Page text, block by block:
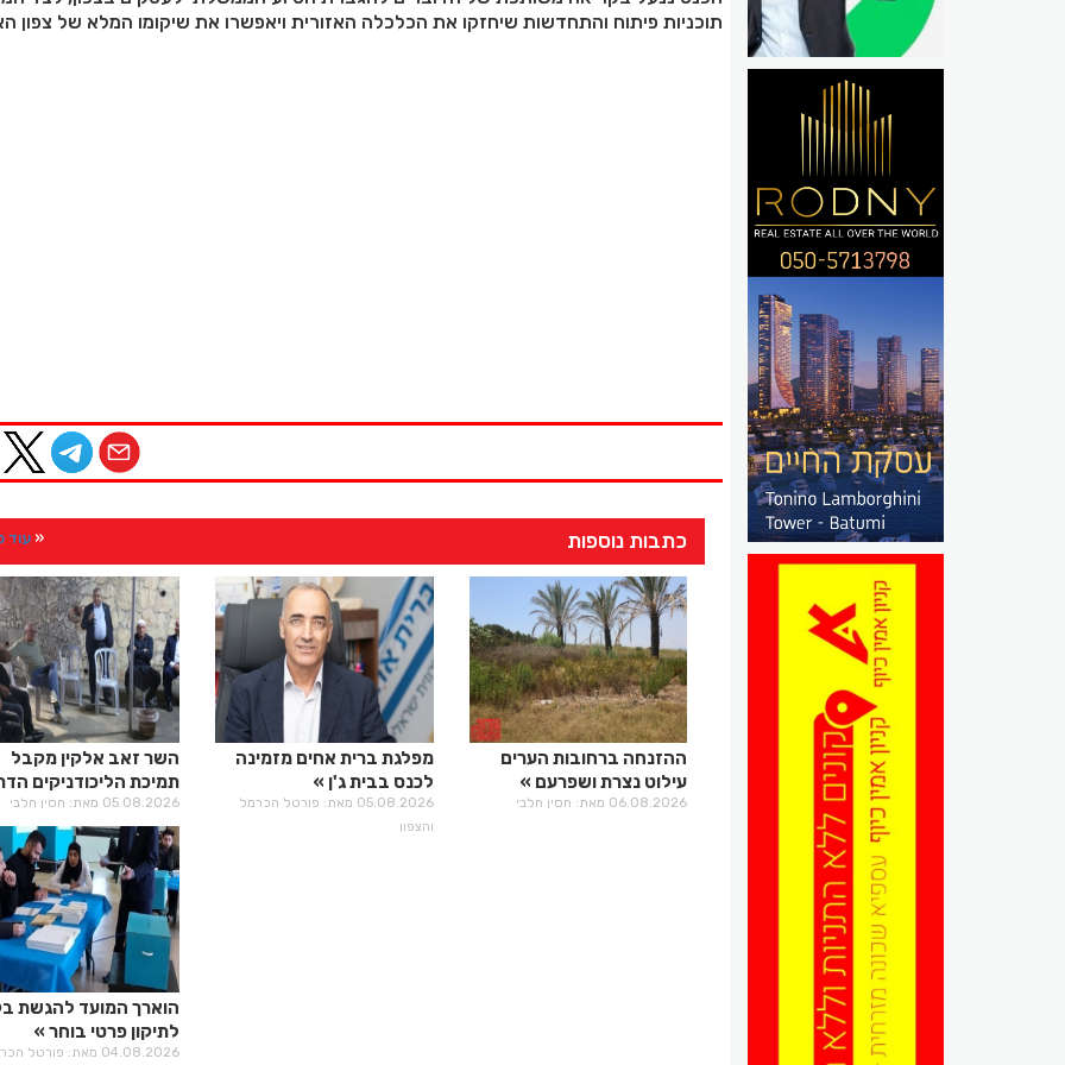
תוכניות פיתוח והתחדשות שיחזקו את הכלכלה האזורית ויאפשרו את שיקומו המלא של צפון
כתבות נוספות עוד
ההזנחה ברחובות הערים
עילוט נצרת ושפרעם
06.08.2026 מאת: חסין חלבי
מפלגת ברית אחים מזמינה
לכנס בבית ג'ן
05.08.2026 מאת: פורטל הכרמל
והצפון
השר זאב אלקין מקבל
תמיכת הליכודניקים
05.08.2026 מאת: חסין חלבי
הוארך המועד להגשת
לתיקון פרטי בוחר
04.08.2026 מאת: פורטל